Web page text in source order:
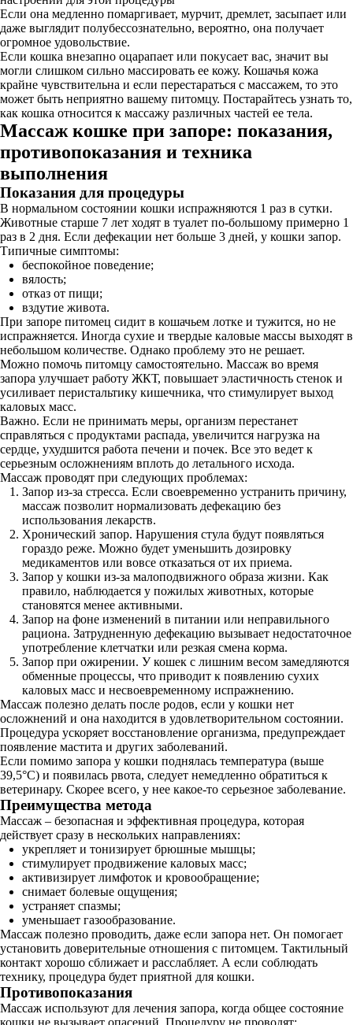
Если она медленно помаргивает, мурчит, дремлет, засыпает или
даже выглядит полубессознательно, вероятно, она получает
огромное удовольствие.
Если кошка внезапно оцарапает или покусает вас, значит вы
могли слишком сильно массировать ее кожу. Кошачья кожа
крайне чувствительна и если перестараться с массажем, то это
может быть неприятно вашему питомцу. Постарайтесь узнать то,
как кошка относится к массажу различных частей ее тела.
Массаж кошке при запоре: показания,
противопоказания и техника
выполнения
Показания для процедуры
В нормальном состоянии кошки испражняются 1 раз в сутки.
Животные старше 7 лет ходят в туалет по-большому примерно 1
раз в 2 дня. Если дефекации нет больше 3 дней, у кошки запор.
Типичные симптомы:
беспокойное поведение;
вялость;
отказ от пищи;
вздутие живота.
При запоре питомец сидит в кошачьем лотке и тужится, но не
испражняется. Иногда сухие и твердые каловые массы выходят в
небольшом количестве. Однако проблему это не решает.
Можно помочь питомцу самостоятельно. Массаж во время
запора улучшает работу ЖКТ, повышает эластичность стенок и
усиливает перистальтику кишечника, что стимулирует выход
каловых масс.
Важно. Если не принимать меры, организм перестанет
справляться с продуктами распада, увеличится нагрузка на
сердце, ухудшится работа печени и почек. Все это ведет к
серьезным осложнениям вплоть до летального исхода.
Массаж проводят при следующих проблемах:
Запор из-за стресса. Если своевременно устранить причину,
массаж позволит нормализовать дефекацию без
использования лекарств.
Хронический запор. Нарушения стула будут появляться
гораздо реже. Можно будет уменьшить дозировку
медикаментов или вовсе отказаться от их приема.
Запор у кошки из-за малоподвижного образа жизни. Как
правило, наблюдается у пожилых животных, которые
становятся менее активными.
Запор на фоне изменений в питании или неправильного
рациона. Затрудненную дефекацию вызывает недостаточное
употребление клетчатки или резкая смена корма.
Запор при ожирении. У кошек с лишним весом замедляются
обменные процессы, что приводит к появлению сухих
каловых масс и несвоевременному испражнению.
Массаж полезно делать после родов, если у кошки нет
осложнений и она находится в удовлетворительном состоянии.
Процедура ускоряет восстановление организма, предупреждает
появление мастита и других заболеваний.
Если помимо запора у кошки поднялась температура (выше
39,5°C) и появилась рвота, следует немедленно обратиться к
ветеринару. Скорее всего, у нее какое-то серьезное заболевание.
Преимущества метода
Массаж – безопасная и эффективная процедура, которая
действует сразу в нескольких направлениях:
укрепляет и тонизирует брюшные мышцы;
стимулирует продвижение каловых масс;
активизирует лимфоток и кровообращение;
снимает болевые ощущения;
устраняет спазмы;
уменьшает газообразование.
Массаж полезно проводить, даже если запора нет. Он помогает
установить доверительные отношения с питомцем. Тактильный
контакт хорошо сближает и расслабляет. А если соблюдать
технику, процедура будет приятной для кошки.
Противопоказания
Массаж используют для лечения запора, когда общее состояние
кошки не вызывает опасений. Процедуру не проводят: